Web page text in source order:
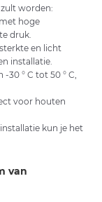
worden:
hoge
druk.
en licht
installatie.
30 ° C tot 50 ° C,
voor houten
kun je het
van